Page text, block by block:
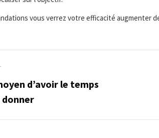
vous verrez votre efficacité augmenter
d’avoir le temps
donner